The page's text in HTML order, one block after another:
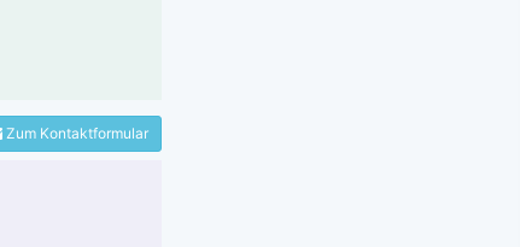
Zum Kontaktformular